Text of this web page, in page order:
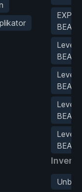
EXP
Level
Level
Level
Level